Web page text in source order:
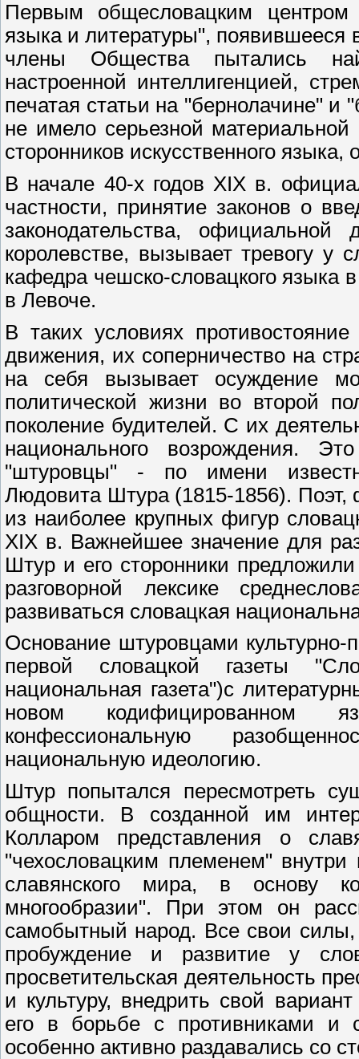
Первым общесловацким центром
языка и литературы", появившееся
члены Общества пытались
настроенной интеллигенцией,
печатая статьи на "бернолачине"
не имело серьезной
сторонников искусственного
В начале 40-х годов XIX в.
частности, принятие законов о
законодательства,
королевстве, вызывает тревогу у
кафедра чешско-словацкого языка
в Левоче.
В таких условиях противостояние
движения, их соперничество на
на себя вызывает осуждение
политической жизни во второй
поколение будителей. С их
национального возрождения.
"штуровцы" - по имени
Людовита Штура (1815-1856). Поэт,
из наиболее крупных фигур
XIX в. Важнейшее значение для
Штур и его сторонники
разговорной лексике
развиваться словацкая
Основание штуровцами культурно-
первой словацкой газеты
национальная газета")с
новом кодифицированном
конфессиональную
национальную идеологию.
Штур попытался пересмотреть
общности. В созданной им
Колларом представления о
"чехословацким племенем"
славянского мира, в основу
многообразии". При этом он
самобытный народ. Все свои силы,
пробуждение и развитие у
просветительская деятельность
и культуру, внедрить свой
его в борьбе с противниками и
особенно активно раздавались со